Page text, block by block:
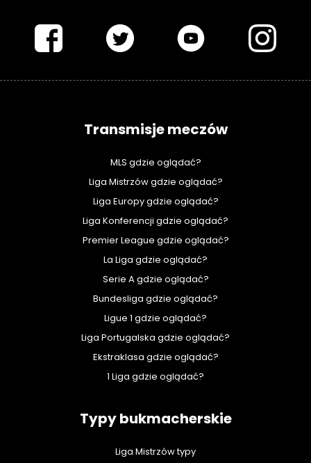
Transmisje meczów
MLS gdzie oglądać?
Liga Mistrzów gdzie oglądać?
Liga Europy gdzie oglądać?
Liga Konferencji gdzie oglądać?
Premier League gdzie oglądać?
La Liga gdzie oglądać?
Serie A gdzie oglądać?
Bundesliga gdzie oglądać?
Ligue 1 gdzie oglądać?
Liga Portugalska gdzie oglądać?
Ekstraklasa gdzie oglądać?
1 Liga gdzie oglądać?
Typy bukmacherskie
Liga Mistrzów typy